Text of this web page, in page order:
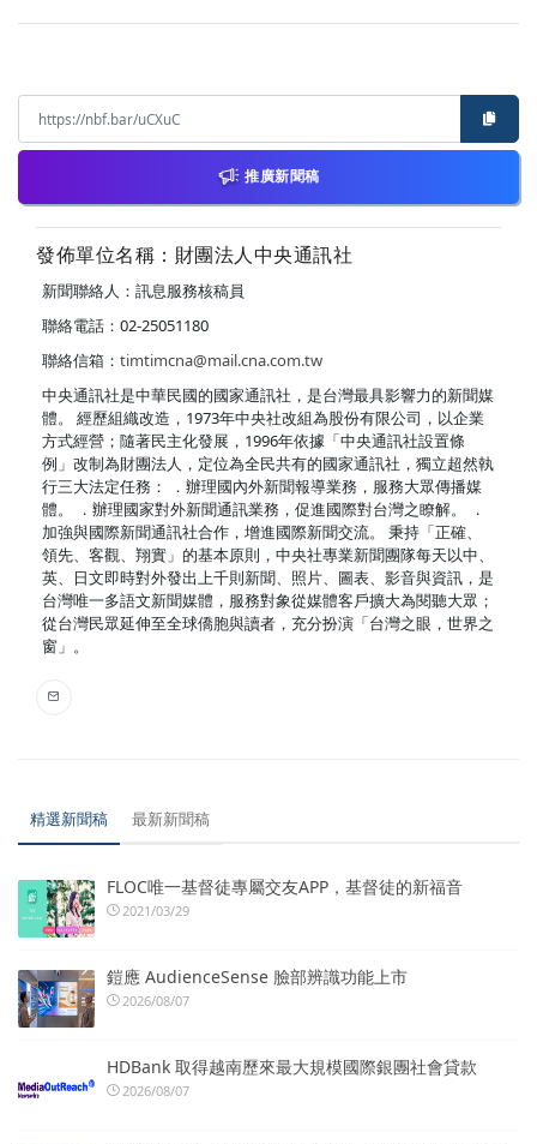
推廣新聞稿
發佈單位名稱：財團法人中央通訊社
新聞聯絡人：訊息服務核稿員
聯絡電話：02-25051180
聯絡信箱： timtimcna@mail.cna.com.tw
中央通訊社是中華民國的國家通訊社，是台灣最具影響力的新聞媒
體。 經歷組織改造，1973年中央社改組為股份有限公司，以企業
方式經營；隨著民主化發展，1996年依據「中央通訊社設置條
例」改制為財團法人，定位為全民共有的國家通訊社，獨立超然執
行三大法定任務： ．辦理國內外新聞報導業務，服務大眾傳播媒
體。 ．辦理國家對外新聞通訊業務，促進國際對台灣之瞭解。 ．
加強與國際新聞通訊社合作，增進國際新聞交流。 秉持「正確、
領先、客觀、翔實」的基本原則，中央社專業新聞團隊每天以中、
英、日文即時對外發出上千則新聞、照片、圖表、影音與資訊，是
台灣唯一多語文新聞媒體，服務對象從媒體客戶擴大為閱聽大眾；
從台灣民眾延伸至全球僑胞與讀者，充分扮演「台灣之眼，世界之
窗」。
精選新聞稿 最新新聞稿
FLOC唯一基督徒專屬交友APP，基督徒的新福音
2021/03/29
鎧應 AudienceSense 臉部辨識功能上市
2026/08/07
HDBank 取得越南歷來最大規模國際銀團社會貸款
2026/08/07